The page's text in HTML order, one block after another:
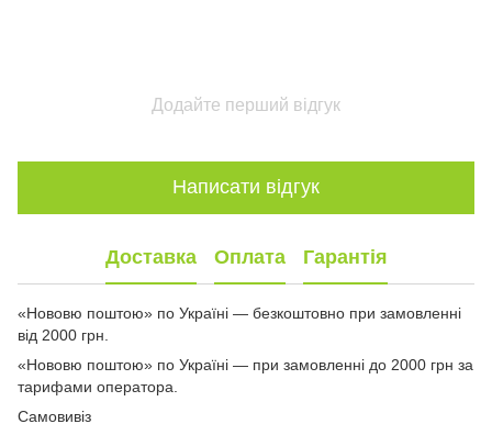
Додайте перший відгук
Написати відгук
Доставка Оплата Гарантія
«Нововю поштою» по Україні — безкоштовно при замовленні
від 2000 грн.
«Нововю поштою» по Україні — при замовленні до 2000 грн за
тарифами оператора.
Самовивіз